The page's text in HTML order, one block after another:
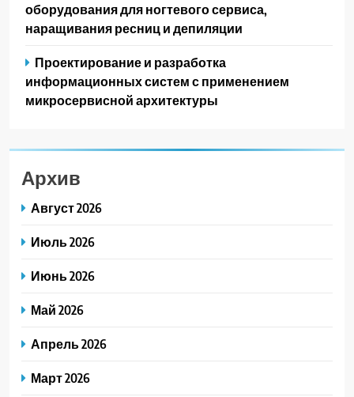
оборудования для ногтевого сервиса,
наращивания ресниц и депиляции
Проектирование и разработка
информационных систем с применением
микросервисной архитектуры
Архив
Август 2026
Июль 2026
Июнь 2026
Май 2026
Апрель 2026
Март 2026